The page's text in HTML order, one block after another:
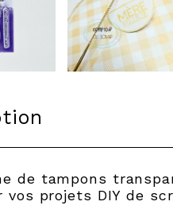
de tampons
vos projets DIY de